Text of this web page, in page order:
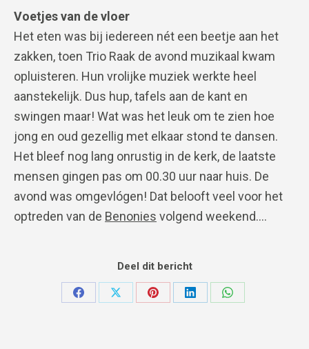
Voetjes van de vloer
Het eten was bij iedereen nét een beetje aan het
zakken, toen Trio Raak de avond muzikaal kwam
opluisteren. Hun vrolijke muziek werkte heel
aanstekelijk. Dus hup, tafels aan de kant en
swingen maar! Wat was het leuk om te zien hoe
jong en oud gezellig met elkaar stond te dansen.
Het bleef nog lang onrustig in de kerk, de laatste
mensen gingen pas om 00.30 uur naar huis. De
avond was omgevlógen! Dat belooft veel voor het
optreden van de Benonies volgend weekend….
Deel dit bericht
Deel
Deel
Deel
Deel
Deel